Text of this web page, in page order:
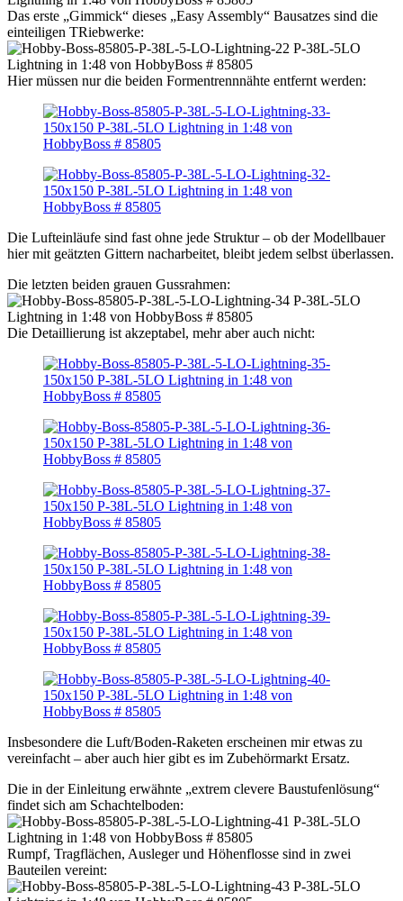
Das erste „Gimmick“ dieses „Easy Assembly“ Bausatzes sind die
einteiligen TRiebwerke:
Hier müssen nur die beiden Formentrennnähte entfernt werden:
Die Lufteinläufe sind fast ohne jede Struktur – ob der Modellbauer
hier mit geätzten Gittern nacharbeitet, bleibt jedem selbst überlassen.
Die letzten beiden grauen Gussrahmen:
Die Detaillierung ist akzeptabel, mehr aber auch nicht:
Insbesondere die Luft/Boden-Raketen erscheinen mir etwas zu
vereinfacht – aber auch hier gibt es im Zubehörmarkt Ersatz.
Die in der Einleitung erwähnte „extrem clevere Baustufenlösung“
findet sich am Schachtelboden:
Rumpf, Tragflächen, Ausleger und Höhenflosse sind in zwei
Bauteilen vereint: